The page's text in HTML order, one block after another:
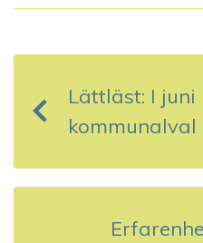
n
g
Lättläst: I
kommunalval